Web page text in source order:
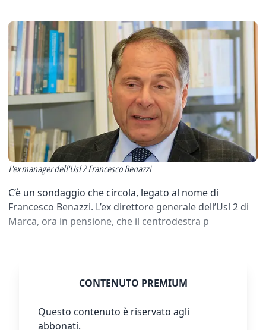
L'ex manager dell'Usl 2 Francesco Benazzi
C’è un sondaggio che circola, legato al nome di
Francesco Benazzi. L’ex direttore generale dell’Usl 2 di
Marca, ora in pensione, che il centrodestra p
CONTENUTO PREMIUM
Questo contenuto è riservato agli
abbonati.